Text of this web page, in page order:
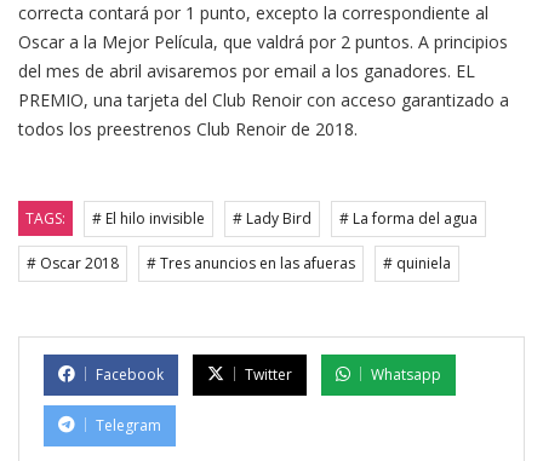
correcta contará por 1 punto, excepto la correspondiente al
Oscar a la Mejor Película, que valdrá por 2 puntos. A principios
del mes de abril avisaremos por email a los ganadores. EL
PREMIO, una tarjeta del Club Renoir con acceso garantizado a
todos los preestrenos Club Renoir de 2018.
TAGS: # El hilo invisible # Lady Bird # La forma del agua
# Oscar 2018 # Tres anuncios en las afueras # quiniela
Facebook Twitter Whatsapp
Telegram